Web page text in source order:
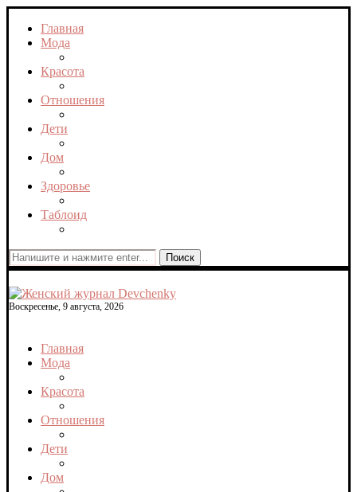
Главная
Мода
Красота
Отношения
Дети
Дом
Здоровье
Таблоид
Поиск
Воскресенье, 9 августа, 2026
Главная
Мода
Красота
Отношения
Дети
Дом